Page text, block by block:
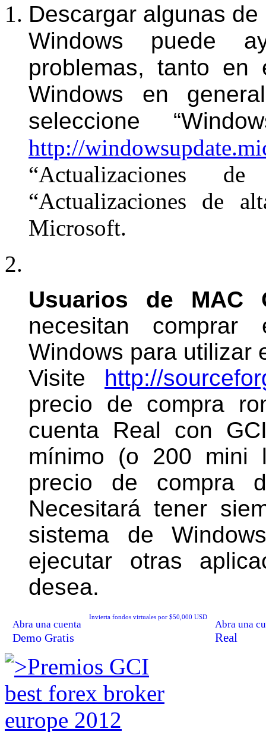
Descargar algunas
Windows puede
problemas, tanto
Windows en
seleccione
http://
“Actualizaciones
“Actualizaciones de
Microsoft.
Usuarios de MAC
necesitan
Windows para utilizar
Visite
http://
precio de compra
cuenta Real con
mínimo (o 200 mini
precio de compra
Necesitará tener
sistema de
ejecutar otras
desea.
Abra una cuenta
Demo Gratis
Invierta fondos virtuales por $50,000 USD
Abra una
Real